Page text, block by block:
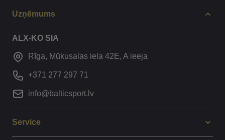
Uzņēmums
ALX-KO SIA
Rīga, Mūkusalas iela 42E, A ieeja
+371 277 297 71
info@balticsport.lv
Service